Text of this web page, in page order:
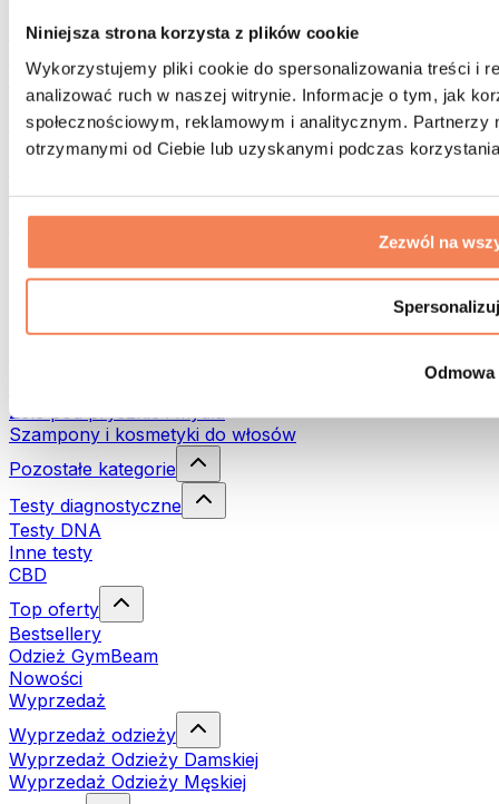
Niniejsza strona korzysta z plików cookie
Wykorzystujemy pliki cookie do spersonalizowania treści i
analizować ruch w naszej witrynie. Informacje o tym, jak
społecznościowym, reklamowym i analitycznym. Partnerzy
otrzymanymi od Ciebie lub uzyskanymi podczas
Zezwól na
Spersonalizuj
Odmowa
Akcesoria dopasowane do aktywności
Bieganie
Sporty walki
Kolarstwo
Joga i pilates
Terapia zimnem
Trekking
Filtry i dzbanki do wody
Środki do prania
Żele pod prysznic i mydła
Szampony i kosmetyki do włosów
Pozostałe kategorie
Testy diagnostyczne
Testy DNA
Inne testy
CBD
Top oferty
Bestsellery
Odzież GymBeam
Nowości
Wyprzedaż
Wyprzedaż odzieży
Wyprzedaż Odzieży Damskiej
Wyprzedaż Odzieży Męskiej